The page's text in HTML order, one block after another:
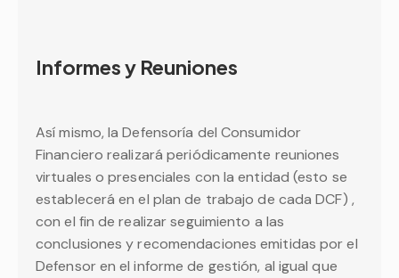
Informes y Reuniones
Así mismo, la Defensoría del Consumidor
Financiero realizará periódicamente reuniones
virtuales o presenciales con la entidad (esto se
establecerá en el plan de trabajo de cada DCF) ,
con el fin de realizar seguimiento a las
conclusiones y recomendaciones emitidas por el
Defensor en el informe de gestión, al igual que